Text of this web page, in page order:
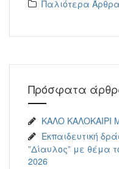
Παλιότερα Άρθρα
Πρόσφατα
ΚΑΛΟ ΚΑΛΟΚΑΙΡΙ
Εκπαιδευτική
”Δίαυλος” με θέμα
2026